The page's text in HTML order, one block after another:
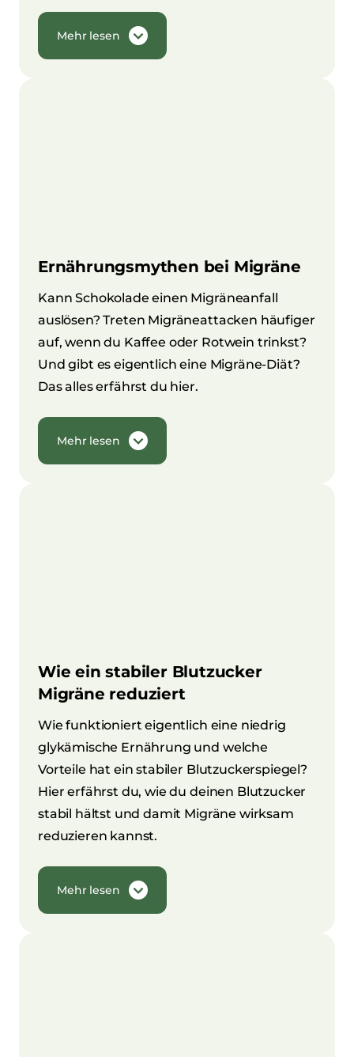
Mehr lesen
Ernährungsmythen bei Migräne
Kann Schokolade einen Migräneanfall
auslösen? Treten Migräneattacken häufiger
auf, wenn du Kaffee oder Rotwein trinkst?
Und gibt es eigentlich eine Migräne-Diät?
Das alles erfährst du hier.
Mehr lesen
Wie ein stabiler Blutzucker
Migräne reduziert
Wie funktioniert eigentlich eine niedrig
glykämische Ernährung und welche
Vorteile hat ein stabiler Blutzuckerspiegel?
Hier erfährst du, wie du deinen Blutzucker
stabil hältst und damit Migräne wirksam
reduzieren kannst.
Mehr lesen